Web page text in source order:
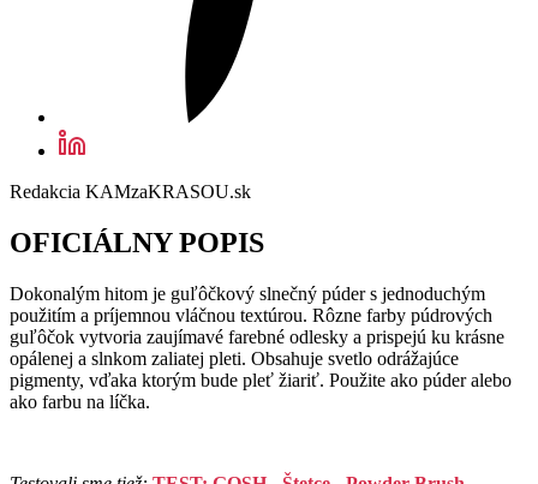
Redakcia KAMzaKRASOU.sk
OFICIÁLNY POPIS
Dokonalým hitom je guľôčkový slnečný púder s jednoduchým
použitím a príjemnou vláčnou textúrou. Rôzne farby púdrových
guľôčok vytvoria zaujímavé farebné odlesky a prispejú ku krásne
opálenej a slnkom zaliatej pleti. Obsahuje svetlo odrážajúce
pigmenty, vďaka ktorým bude pleť žiariť. Použite ako púder alebo
ako farbu na líčka.